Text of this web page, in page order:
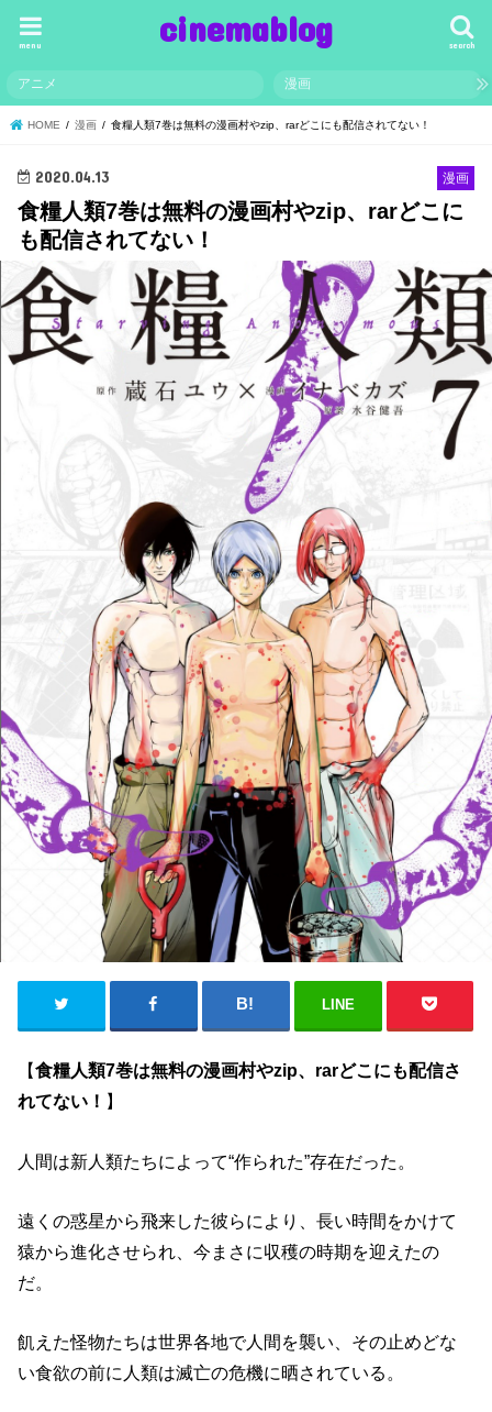
cinemablog search
menu
アニメ 漫画
HOME 漫画 食糧人類7巻は無料の漫画村やzip、rarどこにも配信されてない！
漫画
2020.04.13
食糧人類7巻は無料の漫画村やzip、rarどこに
も配信されてない！
LINE
【食糧人類7巻は無料の漫画村やzip、rarどこにも配信さ
れてない！ 】
人間は新人類たちによって“作られた”存在だった。
遠くの惑星から飛来した彼らにより、長い時間をかけて
猿から進化させられ、今まさに収穫の時期を迎えたの
だ。
飢えた怪物たちは世界各地で人間を襲い、その止めどな
い食欲の前に人類は滅亡の危機に晒されている。